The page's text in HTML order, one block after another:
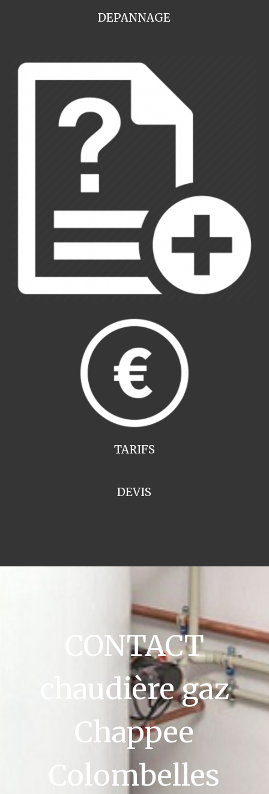
DEPANNAGE
TARIFS
DEVIS
CONTACT
chaudière gaz
Chappee
Colombelles